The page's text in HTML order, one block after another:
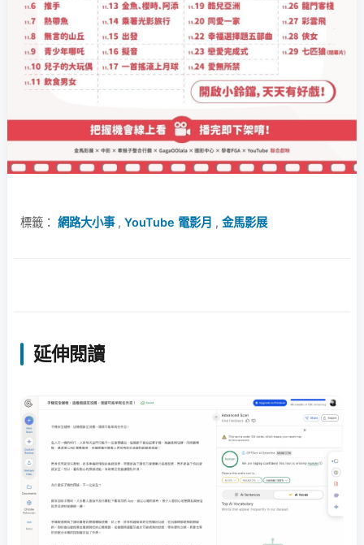
標籤： 網路大小事, YouTube 電影月 , 金馬影展
延伸閱讀